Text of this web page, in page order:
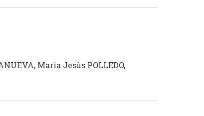
María Jesús POLLEDO,